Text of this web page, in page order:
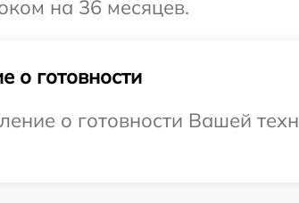
на 36 месяцев.
о готовности
о готовности Вашей